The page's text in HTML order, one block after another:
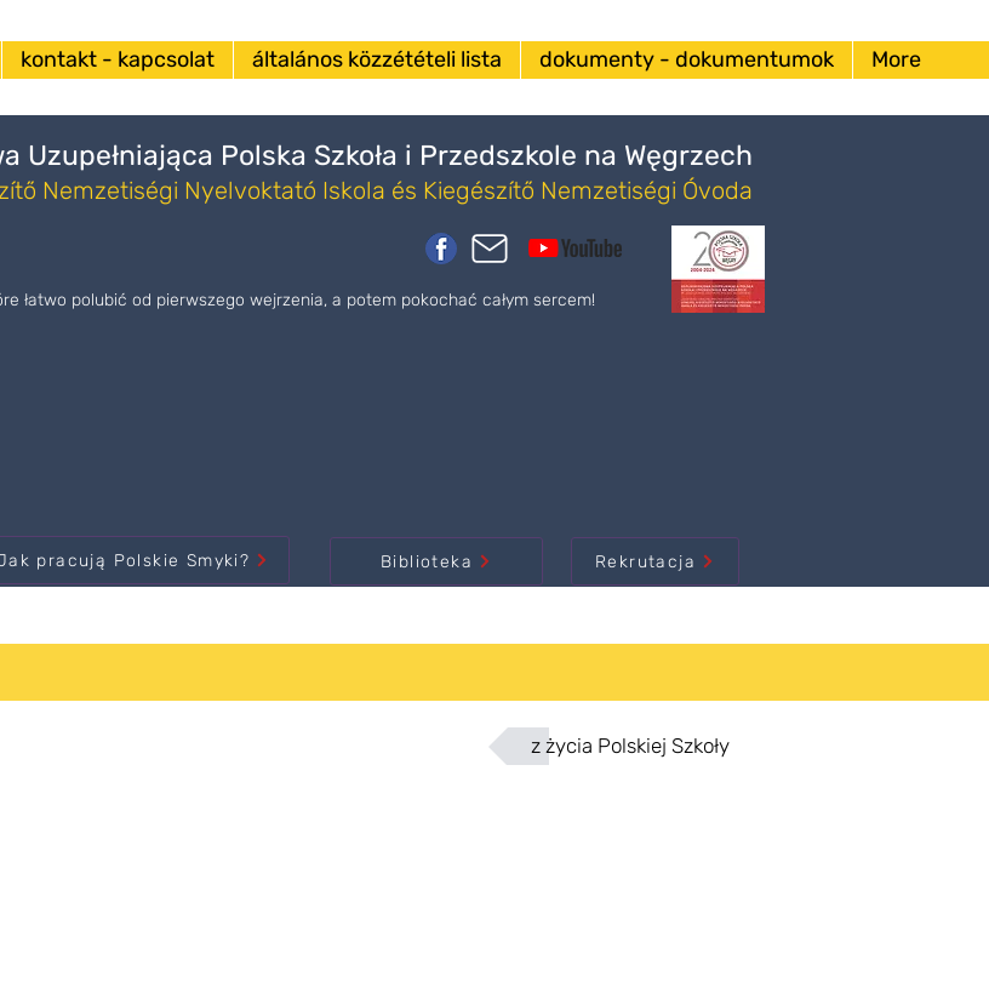
kontakt - kapcsolat általános közzétételi lista dokumenty - dokumentumok More
z życia Polskiej Szkoły
łatwo polubić od pierwszego wejrzenia, a potem pokochać całym sercem!
pracują Polskie Smyki? Biblioteka Rekrutacja
Uzupełniająca Polska Szkoła i Przedszkole na Węgrzech
Nemzetiségi Nyelvoktató Iskola és Kiegészítő Nemzetiségi Óvoda